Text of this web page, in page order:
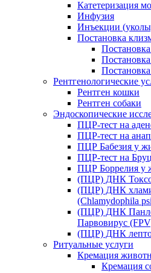
Катетеризация
Инфузия
Инъекции
Постановка
Рентгенологические
Рентген кошки
Рентген собаки
Эндоскопические
ПЦР-тест на
ПЦР-тест на
ПЦР Бабезия у
ПЦР-тест на
ПЦР Боррелия у
(ПЦР) ДНК
(ПЦР) ДНК
(Chlamydophila
(ПЦР) ДНК
Парвовирус
(ПЦР) ДНК
Ритуальные услуги
Кремация
Кремация